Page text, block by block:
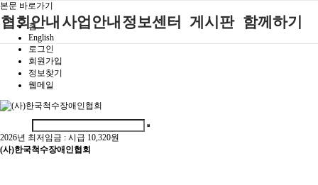
본문 바로가기
홈
English
로그인
회원가입
정보찾기
웹메일
2026년 최저임금 : 시급 10,320원
(사)한국척수장애인협회
협회안내
인사말
연혁
조직도
척수장애란?
사업안내
단체지원사업
척수장애인재
척수장애인직
척수재활연구
정보센터
함께하는 여
게시판 함께하기